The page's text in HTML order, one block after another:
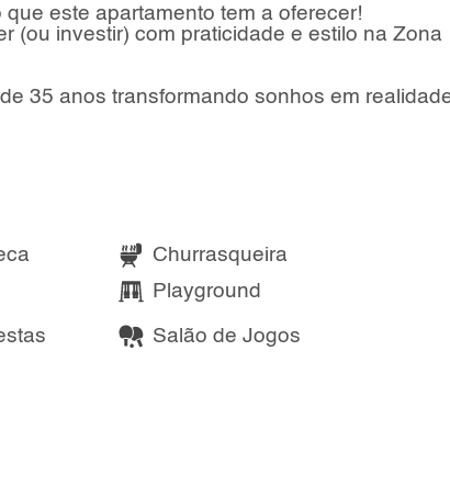
este apartamento tem a oferecer!
(ou investir) com praticidade e estilo na Zona
35 anos transformando sonhos em
Churrasqueira
Playground
Salão de Jogos